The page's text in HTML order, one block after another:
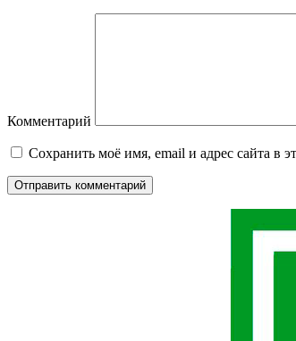
Комментарий
Сохранить моё имя, email и адрес сайта в